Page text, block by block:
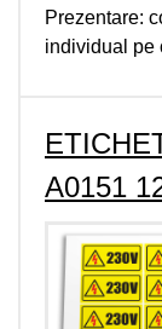
Prezentare:
individual pe
A0151